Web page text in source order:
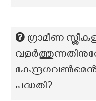
ഗ്രാമീണ
പദ്ധതി?